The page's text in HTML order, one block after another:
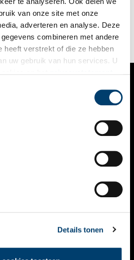
van onze site met onze
adverteren en analyse. Deze
combineren met andere
heeft verstrekt of die ze hebben
uw gebruik van hun services. U
Details tonen
Maar het noodlot beslist